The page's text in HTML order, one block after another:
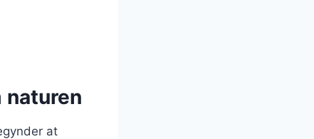
naturen
at